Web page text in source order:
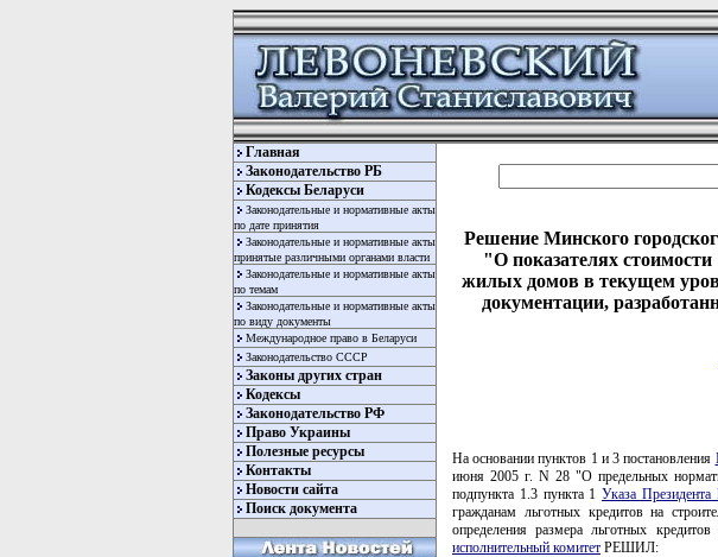
Главная
Законодательство РБ
Кодексы Беларуси
Законодательные и нормативные акты
по дате принятия
Законодательные и нормативные акты
принятые различными органами власти
Законодательные и нормативные акты
по темам
Законодательные и нормативные акты
по виду документы
Международное право в Беларуси
Законодательство СССР
Законы других стран
Кодексы
Законодательство РФ
Право Украины
Полезные ресурсы
Контакты
Новости сайта
Поиск документа
Решение Минского
"О показателях
жилых домов в текущем
документации,
На основании пунктов 1 и 3 постановления
июня 2005 г. N 28 "О предельных
подпункта 1.3 пункта 1 Указа Президента
гражданам льготных кредитов на
определения размера льготных
исполнительный комитет РЕШИЛ: